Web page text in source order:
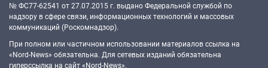
№ ФС77-62541 от 27.07.2015 г. выдано Федеральной службой по
надзору в сфере связи, информационных технологий и массовых
коммуникаций (Роскомнадзор).
При полном или частичном использовании материалов ссылка на
«Nord-News» обязательна. Для сетевых изданий обязательна
гиперссылка на сайт «Nord-News».